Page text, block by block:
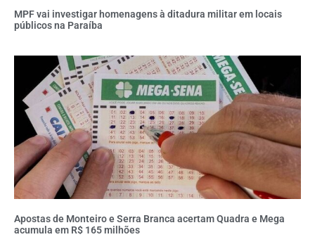
MPF vai investigar homenagens à ditadura militar em locais
públicos na Paraíba
Apostas de Monteiro e Serra Branca acertam Quadra e Mega
acumula em R$ 165 milhões